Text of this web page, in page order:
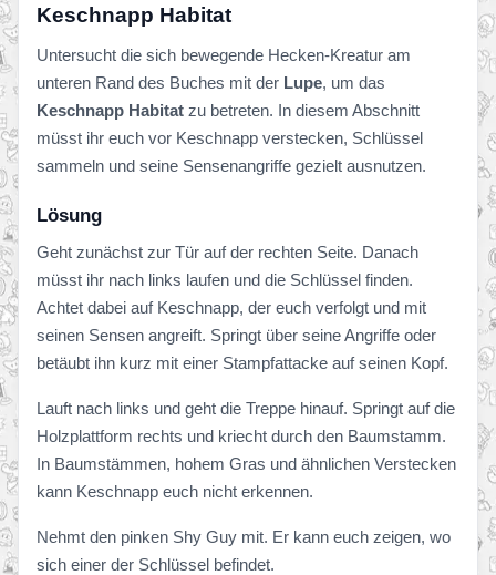
Keschnapp Habitat
Untersucht die sich bewegende Hecken-Kreatur am
unteren Rand des Buches mit der Lupe, um das
Keschnapp Habitat zu betreten. In diesem Abschnitt
müsst ihr euch vor Keschnapp verstecken, Schlüssel
sammeln und seine Sensenangriffe gezielt ausnutzen.
Lösung
Geht zunächst zur Tür auf der rechten Seite. Danach
müsst ihr nach links laufen und die Schlüssel finden.
Achtet dabei auf Keschnapp, der euch verfolgt und mit
seinen Sensen angreift. Springt über seine Angriffe oder
betäubt ihn kurz mit einer Stampfattacke auf seinen Kopf.
Lauft nach links und geht die Treppe hinauf. Springt auf die
Holzplattform rechts und kriecht durch den Baumstamm.
In Baumstämmen, hohem Gras und ähnlichen Verstecken
kann Keschnapp euch nicht erkennen.
Nehmt den pinken Shy Guy mit. Er kann euch zeigen, wo
sich einer der Schlüssel befindet.